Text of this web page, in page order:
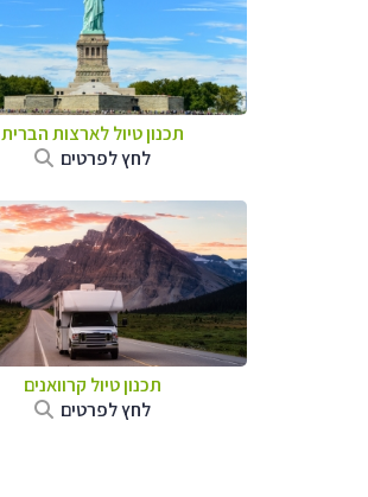
תכנון טיול לארצות הברית
לחץ לפרטים
תכנון טיול קרוואנים
לחץ לפרטים